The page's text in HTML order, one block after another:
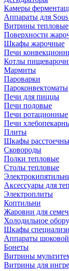
Камеры
Аппараты для
Витрины тепловые
Поверхности
Шкафы жарочные
Печи
Котлы
Мармиты
Пароварки
Пароконвектоматы
Печи для пиццы
Печи подовые
Печи ротационные
Печи
Плиты
Шкафы
Сковороды
Полки тепловые
Столы тепловые
Аксессуары для
Электроплиты
Коптильни
Жаровни для
Холодильное
Шкафы
Аппараты шоковой
Бонеты
Витрины
Витрины для